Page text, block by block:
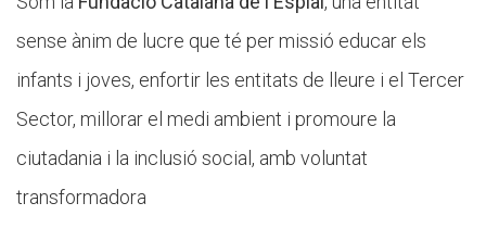
sense ànim de lucre que té per missió educar els
infants i joves, enfortir les entitats de lleure i el Tercer
Sector, millorar el medi ambient i promoure la
ciutadania i la inclusió social, amb voluntat
transformadora